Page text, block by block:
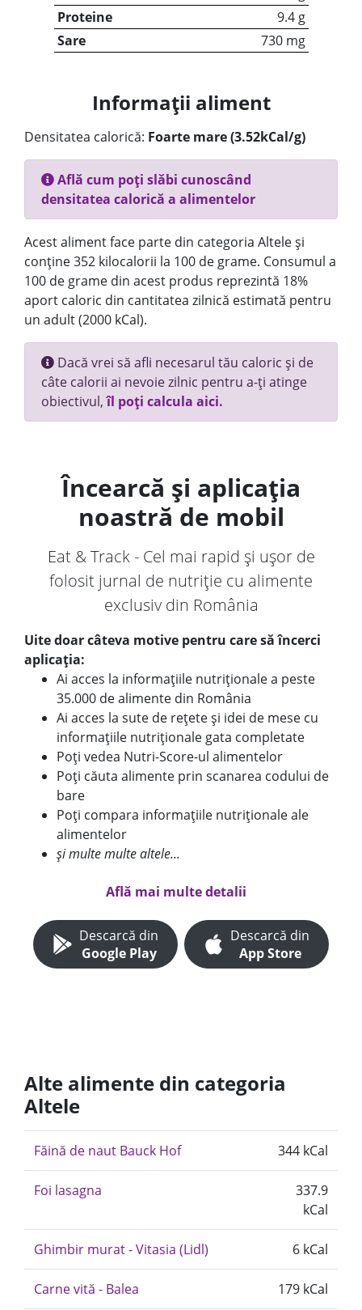
Proteine
9.4 g
Sare
730 mg
Informații aliment
Densitatea calorică: Foarte mare (3.52kCal/g)
Află cum poți slăbi cunoscând
densitatea calorică a alimentelor
Acest aliment face parte din categoria Altele și
conține 352 kilocalorii la 100 de grame. Consumul a
100 de grame din acest produs reprezintă 18%
aport caloric din cantitatea zilnică estimată pentru
un adult (2000 kCal).
Dacă vrei să afli necesarul tău caloric și de
câte calorii ai nevoie zilnic pentru a-ți atinge
obiectivul,îl poți calcula aici.
Încearcă și aplicația
noastră de mobil
Eat & Track - Cel mai rapid și ușor de
folosit jurnal de nutriție cu alimente
exclusiv din România
Uite doar câteva motive pentru care să încerci
aplicația:
Ai acces la informațiile nutriționale a peste
35.000 de alimente din România
Ai acces la sute de rețete și idei de mese cu
informațiile nutriționale gata completate
Poți vedea Nutri-Score-ul alimentelor
Poți căuta alimente prin scanarea codului de
bare
Poți compara informațiile nutriționale ale
alimentelor
și multe multe altele...
Află mai multe detalii
Descarcă din
Google Play
Descarcă din
App Store
Alte alimente din categoria
Altele
Făină de naut Bauck Hof 344 kCal
Foi lasagna
337.9
kCal
Ghimbir murat - Vitasia (Lidl) 6 kCal
Carne vită - Balea 179 kCal